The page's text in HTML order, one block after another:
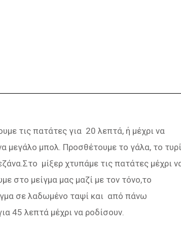
τις πατάτες για 20 λεπτά, ή μέχρι να
μεγάλο μπολ. Προσθέτουμε το γάλα, το
μίξερ χτυπάμε τις πατάτες μέχρι
στο μείγμα μας μαζί με τον τόνο,το
σε λαδωμένο ταψί και από πάνω
45 λεπτά μέχρι να ροδίσουν.